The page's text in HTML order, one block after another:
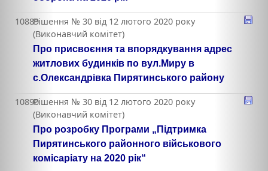
10889Рішення № 30 від 12 лютого 2020 року
(Виконавчий комітет)
Про присвоєння та впорядкування адрес
житлових будинків по вул.Миру в
с.Олександрівка Пирятинського району
10890Рішення № 30 від 12 лютого 2020 року
(Виконавчий комітет)
Про розробку Програми „Підтримка
Пирятинського районного військового
комісаріату на 2020 рік“